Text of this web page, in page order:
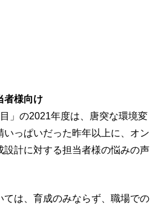
者様向け
」の2021年度は、唐突な環境変
いっぱいだった昨年以上に、オン
設計に対する担当者様の悩みの声
ては、育成のみならず、職場での